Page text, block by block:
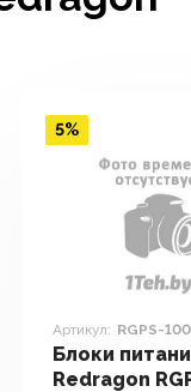
Артикул: RGPS-
Блоки
Redragon
5%